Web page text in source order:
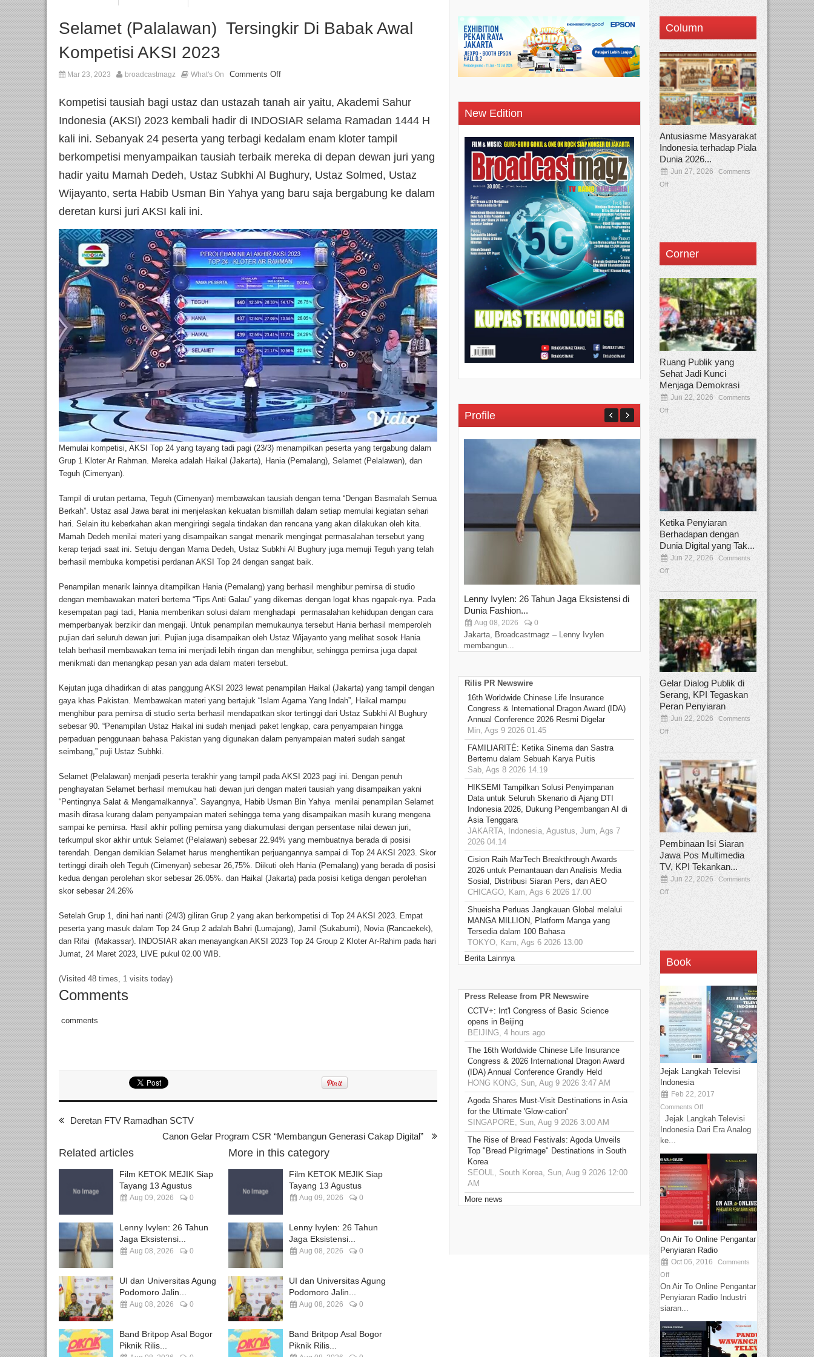
Selamet (Palalawan) Tersingkir Di Babak Awal
Kompetisi AKSI 2023
Mar 23, 2023 broadcastmagz What's On Comments Off
Kompetisi tausiah bagi ustaz dan ustazah tanah air yaitu, Akademi Sahur
Indonesia (AKSI) 2023 kembali hadir di INDOSIAR selama Ramadan 1444 H
kali ini. Sebanyak 24 peserta yang terbagi kedalam enam kloter tampil
berkompetisi menyampaikan tausiah terbaik mereka di depan dewan juri yang
hadir yaitu Mamah Dedeh, Ustaz Subkhi Al Bughury, Ustaz Solmed, Ustaz
Wijayanto, serta Habib Usman Bin Yahya yang baru saja bergabung ke dalam
deretan kursi juri AKSI kali ini.
Memulai kompetisi, AKSI Top 24 yang tayang tadi pagi (23/3) menampilkan peserta yang tergabung dalam
Grup 1 Kloter Ar Rahman. Mereka adalah Haikal (Jakarta), Hania (Pemalang), Selamet (Pelalawan), dan
Teguh (Cimenyan).
Tampil di urutan pertama, Teguh (Cimenyan) membawakan tausiah dengan tema “Dengan Basmalah Semua
Berkah”. Ustaz asal Jawa barat ini menjelaskan kekuatan bismillah dalam setiap memulai kegiatan sehari
hari. Selain itu keberkahan akan mengiringi segala tindakan dan rencana yang akan dilakukan oleh kita.
Mamah Dedeh menilai materi yang disampaikan sangat menarik mengingat permasalahan tersebut yang
kerap terjadi saat ini. Setuju dengan Mama Dedeh, Ustaz Subkhi Al Bughury juga memuji Teguh yang telah
berhasil membuka kompetisi perdanan AKSI Top 24 dengan sangat baik.
Penampilan menarik lainnya ditampilkan Hania (Pemalang) yang berhasil menghibur pemirsa di studio
dengan membawakan materi bertema “Tips Anti Galau” yang dikemas dengan logat khas ngapak-nya. Pada
kesempatan pagi tadi, Hania memberikan solusi dalam menghadapi permasalahan kehidupan dengan cara
memperbanyak berzikir dan mengaji. Untuk penampilan memukaunya tersebut Hania berhasil memperoleh
pujian dari seluruh dewan juri. Pujian juga disampaikan oleh Ustaz Wijayanto yang melihat sosok Hania
telah berhasil membawakan tema ini menjadi lebih ringan dan menghibur, sehingga pemirsa juga dapat
menikmati dan menangkap pesan yan ada dalam materi tersebut.
Kejutan juga dihadirkan di atas panggung AKSI 2023 lewat penampilan Haikal (Jakarta) yang tampil dengan
gaya khas Pakistan. Membawakan materi yang bertajuk “Islam Agama Yang Indah”, Haikal mampu
menghibur para pemirsa di studio serta berhasil mendapatkan skor tertinggi dari Ustaz Subkhi Al Bughury
sebesar 90. “Penampilan Ustaz Haikal ini sudah menjadi paket lengkap, cara penyampaian hingga
perpaduan penggunaan bahasa Pakistan yang digunakan dalam penyampaian materi sudah sangat
seimbang,” puji Ustaz Subhki.
Selamet (Pelalawan) menjadi peserta terakhir yang tampil pada AKSI 2023 pagi ini. Dengan penuh
penghayatan Selamet berhasil memukau hati dewan juri dengan materi tausiah yang disampaikan yakni
“Pentingnya Salat & Mengamalkannya”. Sayangnya, Habib Usman Bin Yahya menilai penampilan Selamet
masih dirasa kurang dalam penyampaian materi sehingga tema yang disampaikan masih kurang mengena
sampai ke pemirsa. Hasil akhir polling pemirsa yang diakumulasi dengan persentase nilai dewan juri,
terkumpul skor akhir untuk Selamet (Pelalawan) sebesar 22.94% yang membuatnya berada di posisi
terendah. Dengan demikian Selamet harus menghentikan perjuangannya sampai di Top 24 AKSI 2023. Skor
tertinggi diraih oleh Teguh (Cimenyan) sebesar 26,75%. Diikuti oleh Hania (Pemalang) yang berada di posisi
kedua dengan perolehan skor sebesar 26.05%. dan Haikal (Jakarta) pada posisi ketiga dengan perolehan
skor sebesar 24.26%
Setelah Grup 1, dini hari nanti (24/3) giliran Grup 2 yang akan berkompetisi di Top 24 AKSI 2023. Empat
peserta yang masuk dalam Top 24 Grup 2 adalah Bahri (Lumajang), Jamil (Sukabumi), Novia (Rancaekek),
dan Rifai (Makassar). INDOSIAR akan menayangkan AKSI 2023 Top 24 Group 2 Kloter Ar-Rahim pada hari
Jumat, 24 Maret 2023, LIVE pukul 02.00 WIB.
(Visited 48 times, 1 visits today)
Comments
comments
Deretan FTV Ramadhan SCTV
Canon Gelar Program CSR “Membangun Generasi Cakap Digital”
Related articles
Film KETOK MEJIK Siap
Tayang 13 Agustus
Aug 09, 2026 0
Lenny Ivylen: 26 Tahun
Jaga Eksistensi...
Aug 08, 2026 0
UI dan Universitas Agung
Podomoro Jalin...
Aug 08, 2026 0
Band Britpop Asal Bogor
Piknik Rilis...
More in this category
Film KETOK MEJIK Siap
Tayang 13 Agustus
Aug 09, 2026 0
Lenny Ivylen: 26 Tahun
Jaga Eksistensi...
Aug 08, 2026 0
UI dan Universitas Agung
Podomoro Jalin...
Aug 08, 2026 0
Band Britpop Asal Bogor
Piknik Rilis...
New Edition
Profile
Lenny Ivylen: 26 Tahun Jaga Eksistensi di
Dunia Fashion...
Aug 08, 2026 0
Jakarta, Broadcastmagz – Lenny Ivylen
membangun...
Yan Senjaya, Kreativitas Lima
Sinema Indonesia
Dec 22, 2025 Comments Off
Jakarta, Broadcastmagz – Yan Senjaya
Rilis PR Newswire
16th Worldwide Chinese Life Insurance
Congress & International Dragon Award (IDA)
Annual Conference 2026 Resmi Digelar
Min, Ags 9 2026 01.45
FAMILIARITÉ: Ketika Sinema dan Sastra
Bertemu dalam Sebuah Karya Puitis
Sab, Ags 8 2026 14.19
HIKSEMI Tampilkan Solusi Penyimpanan
Data untuk Seluruh Skenario di Ajang DTI
Indonesia 2026, Dukung Pengembangan AI di
Asia Tenggara
JAKARTA, Indonesia, Agustus, Jum, Ags 7
2026 04.14
Cision Raih MarTech Breakthrough Awards
2026 untuk Pemantauan dan Analisis Media
Sosial, Distribusi Siaran Pers, dan AEO
CHICAGO, Kam, Ags 6 2026 17.00
Shueisha Perluas Jangkauan Global melalui
MANGA MILLION, Platform Manga yang
Tersedia dalam 100 Bahasa
TOKYO, Kam, Ags 6 2026 13.00
Berita Lainnya
Press Release from PR Newswire
CCTV+: Int'l Congress of Basic Science
opens in Beijing
BEIJING, 4 hours ago
The 16th Worldwide Chinese Life Insurance
Congress & 2026 International Dragon Award
(IDA) Annual Conference Grandly Held
HONG KONG, Sun, Aug 9 2026 3:47 AM
Agoda Shares Must-Visit Destinations in Asia
for the Ultimate 'Glow-cation'
SINGAPORE, Sun, Aug 9 2026 3:00 AM
The Rise of Bread Festivals: Agoda Unveils
Top "Bread Pilgrimage" Destinations in South
Korea
SEOUL, South Korea, Sun, Aug 9 2026 12:00
AM
More news
Column
Antusiasme Masyarakat
Indonesia terhadap Piala
Dunia 2026...
Jun 27, 2026
Comments
Off
Corner
Ruang Publik yang
Sehat Jadi Kunci
Menjaga Demokrasi
Jun 22, 2026
Comments
Off
Ketika Penyiaran
Berhadapan dengan
Dunia Digital yang Tak...
Jun 22, 2026
Comments
Off
Gelar Dialog Publik di
Serang, KPI Tegaskan
Peran Penyiaran
Jun 22, 2026
Comments
Off
Pembinaan Isi Siaran
Jawa Pos Multimedia
TV, KPI Tekankan...
Jun 22, 2026
Comments
Off
Book
Jejak Langkah Televisi
Indonesia
Feb 22, 2017
Comments Off
Jejak Langkah Televisi
Indonesia Dari Era Analog
ke...
On Air To Online Pengantar
Penyiaran Radio
Oct 06, 2016
Comments
Off
On Air To Online Pengantar
Penyiaran Radio Industri
siaran...